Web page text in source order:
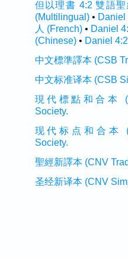
但以理書 4:2 雙語聖
(Multilingual)•
人 (French)• Daniel
(Chinese)• Daniel
中文標準譯本 (CSB
中文标准译本 (CSB
現代標點和合本
Society.
现代标点和合本
Society.
聖經新譯本 (CNV
圣经新译本 (CNV